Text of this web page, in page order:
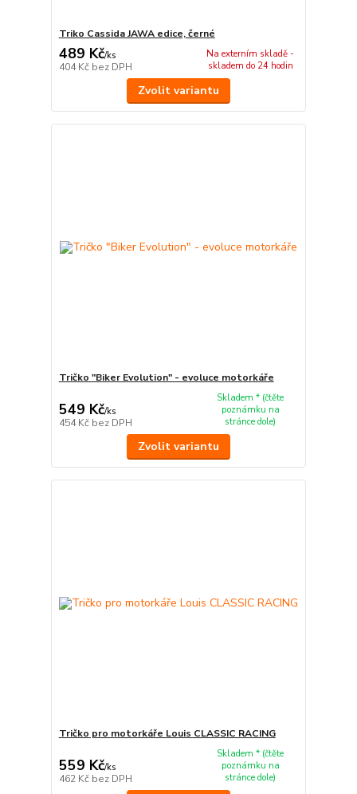
Triko Cassida JAWA edice, černé
489 Kč/ks
404 Kč bez DPH
Na externím skladě -
skladem do 24 hodin
Zvolit variantu
Tričko "Biker Evolution" - evoluce motorkáře
549 Kč/ks
454 Kč bez DPH
Skladem * (čtěte
poznámku na
stránce dole)
Zvolit variantu
Tričko pro motorkáře Louis CLASSIC RACING
559 Kč/ks
462 Kč bez DPH
Skladem * (čtěte
poznámku na
stránce dole)